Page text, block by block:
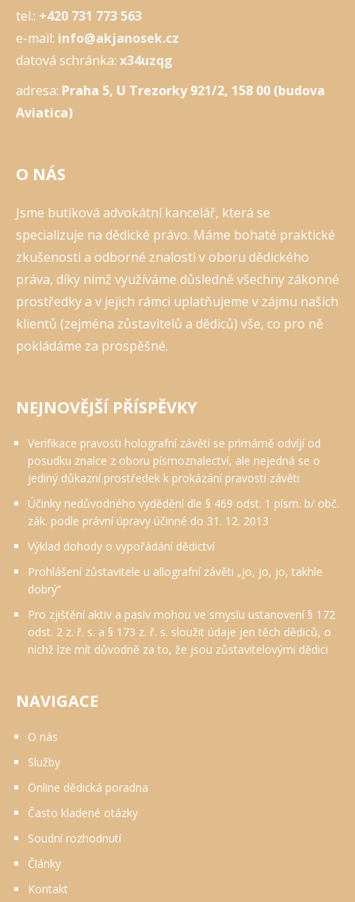
tel.: +420 731 773 563
e-mail: info@akjanosek.cz
datová schránka: x34uzqg
adresa: Praha 5, U Trezorky 921/2, 158 00 (budova
Aviatica)
O NÁS
Jsme butiková advokátní kancelář, která se
specializuje na dědické právo. Máme bohaté praktické
zkušenosti a odborné znalosti v oboru dědického
práva, díky nimž využíváme důsledně všechny zákonné
prostředky a v jejich rámci uplatňujeme v zájmu našich
klientů (zejména zůstavitelů a dědiců) vše, co pro ně
pokládáme za prospěšné.
NEJNOVĚJŠÍ PŘÍSPĚVKY
Verifikace pravosti holografní závěti se primárně odvíjí od
posudku znalce z oboru písmoznalectví, ale nejedná se o
jediný důkazní prostředek k prokázání pravosti závěti
Účinky nedůvodného vydědění dle § 469 odst. 1 písm. b/ obč.
zák. podle právní úpravy účinné do 31. 12. 2013
Výklad dohody o vypořádání dědictví
Prohlášení zůstavitele u allografní závěti „jo, jo, jo, takhle
dobrý“
Pro zjištění aktiv a pasiv mohou ve smyslu ustanovení § 172
odst. 2 z. ř. s. a § 173 z. ř. s. sloužit údaje jen těch dědiců, o
nichž lze mít důvodně za to, že jsou zůstavitelovými dědici
NAVIGACE
O nás
Služby
Online dědická poradna
Často kladené otázky
Soudní rozhodnutí
Články
Kontakt